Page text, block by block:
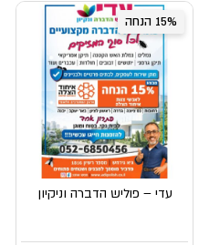
15% הנחה
עדי – פוליש הדברה וניקיון